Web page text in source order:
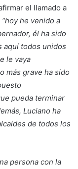
el llamado a
“hoy he venido a
él ha sido
aquí todos unidos
le vaya
más grave ha sido
pueda terminar
Luciano ha
de todos los
persona con la